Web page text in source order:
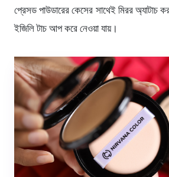
প্রেসড পাউডারের কেসের সাথেই মিরর অ্যাটাচ
ইজিলি টাচ আপ করে নেওয়া যায়।